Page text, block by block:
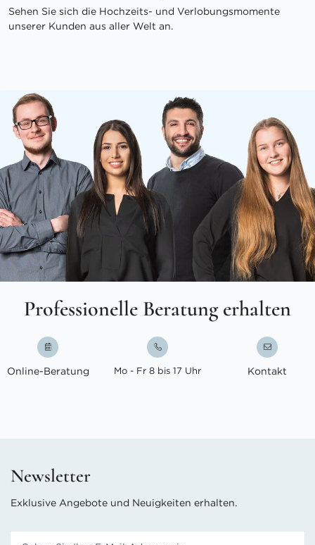
Sehen Sie sich die Hochzeits- und Verlobungsmomente
unserer Kunden aus aller Welt an.
Professionelle Beratung erhalten
Online-Beratung Mo - Fr 8 bis 17 Uhr Kontakt
Newsletter
Exklusive Angebote und Neuigkeiten erhalten.